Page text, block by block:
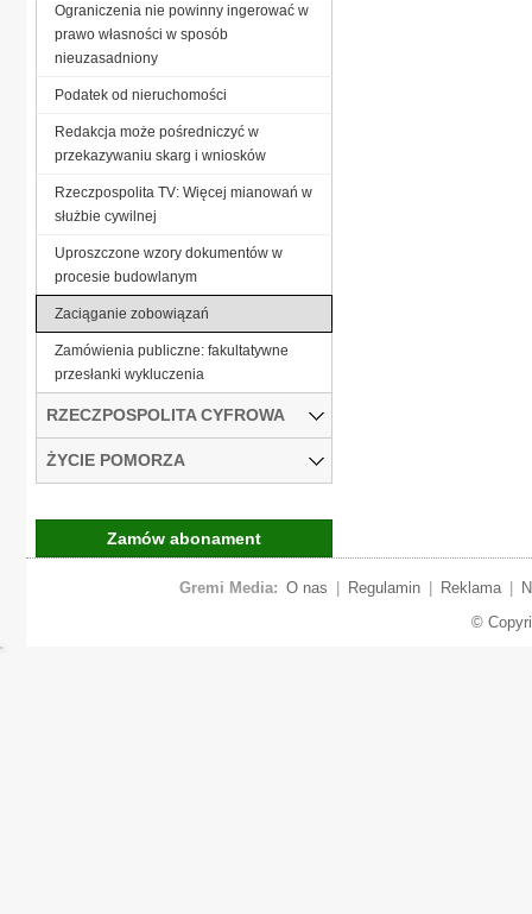
Ograniczenia nie powinny ingerować w
prawo własności w sposób
nieuzasadniony
Podatek od nieruchomości
Redakcja może pośredniczyć w
przekazywaniu skarg i wniosków
Rzeczpospolita TV: Więcej mianowań w
służbie cywilnej
Uproszczone wzory dokumentów w
procesie budowlanym
Zaciąganie zobowiązań
Zamówienia publiczne: fakultatywne
przesłanki wykluczenia
RZECZPOSPOLITA CYFROWA
ŻYCIE POMORZA
Zamów abonament
Gremi Media: O nas Regulamin Reklama
©